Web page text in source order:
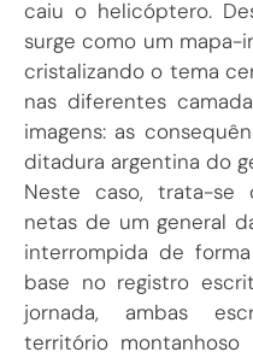
caiu o helicóptero.
surge como um mapa-
cristalizando o tema
nas diferentes
imagens: as
ditadura argentina do
Neste caso, trata-se
netas de um general
interrompida de
base no registro
jornada, ambas
território